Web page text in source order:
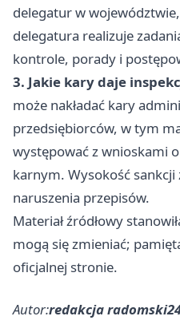
delegatur w
delegatura realizuje
kontrole, porady i
3. Jakie kary daje
może nakładać kary
przedsiębiorców, w tym
występować z wnioskami
karnym. Wysokość sankcji
naruszenia przepisów.
Materiał źródłowy
mogą się zmieniać;
oficjalnej stronie.
Autor:redakcja